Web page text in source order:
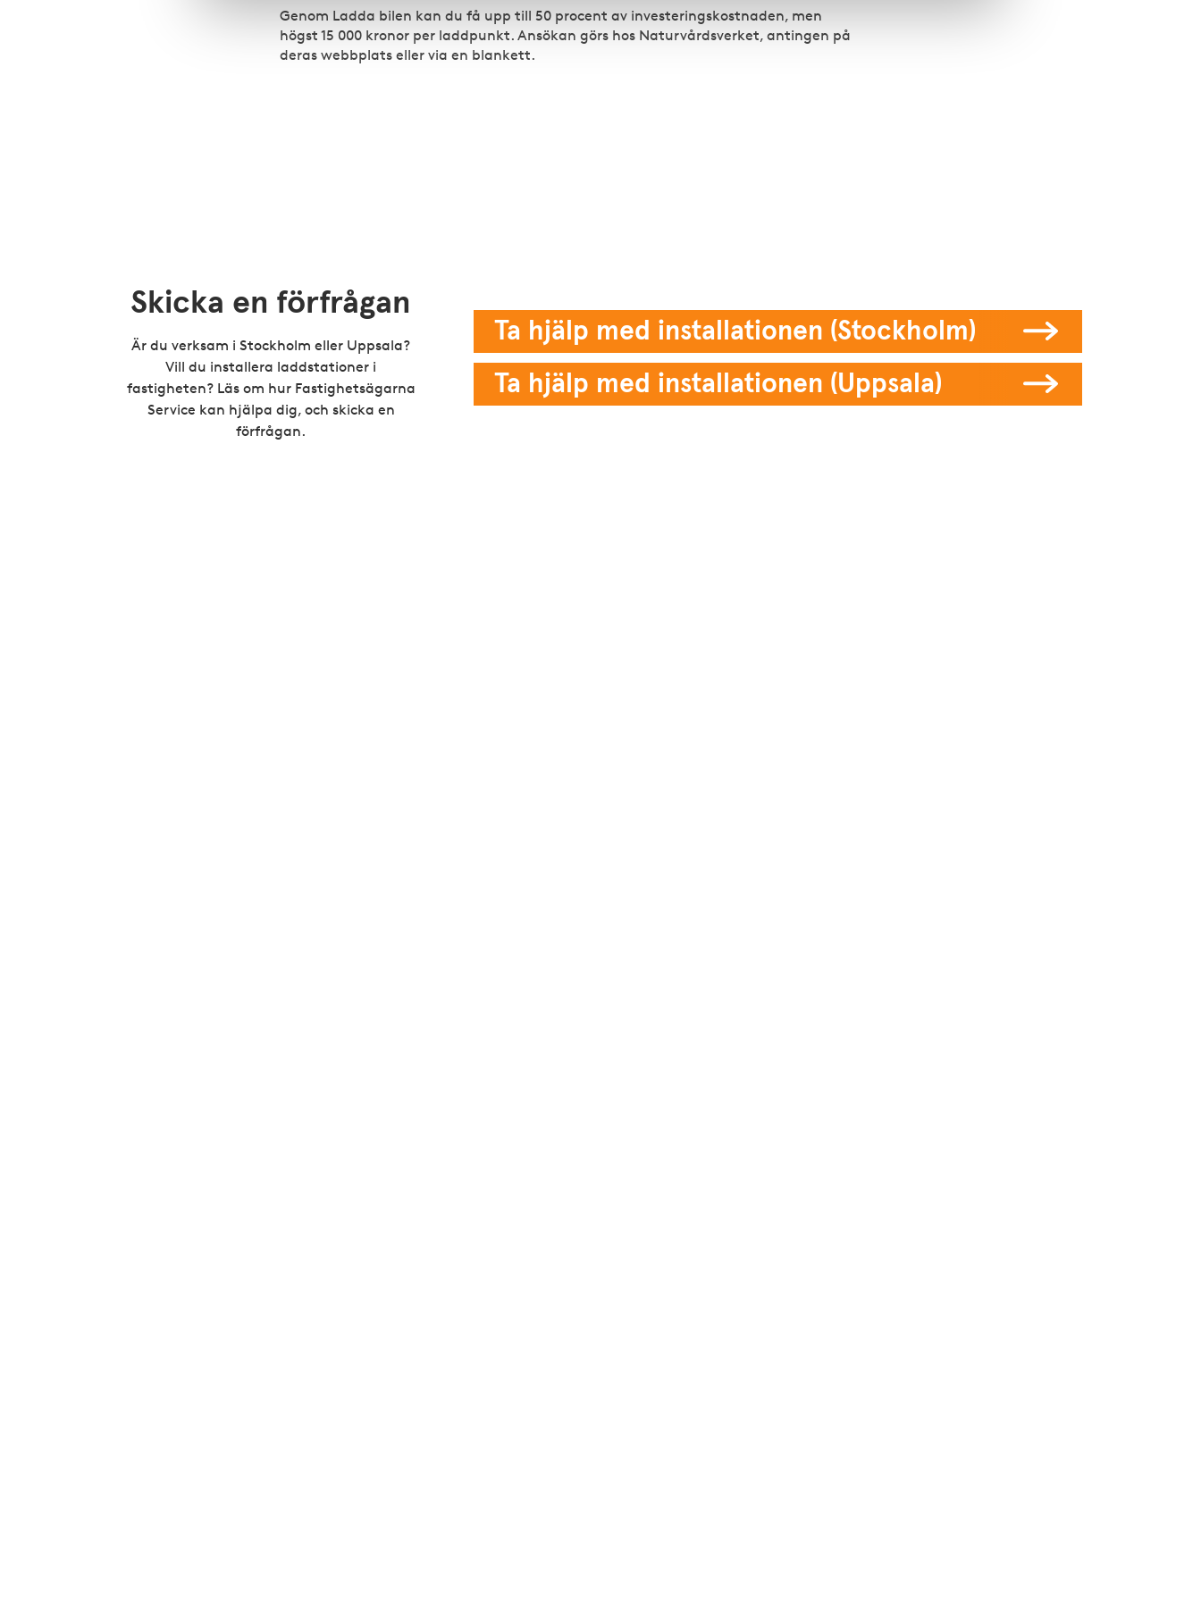
Genom Ladda bilen kan du få upp till 50 procent av investeringskostnaden, men
högst 15 000 kronor per laddpunkt. Ansökan görs hos Naturvårdsverket, antingen på
deras webbplats eller via en blankett.
Skicka en förfrågan
Är du verksam i Stockholm eller Uppsala?
Vill du installera laddstationer i
fastigheten? Läs om hur Fastighetsägarna
Service kan hjälpa dig, och skicka en
förfrågan.
Ta hjälp med installationen (Stockholm)
Ta hjälp med installationen (Uppsala)